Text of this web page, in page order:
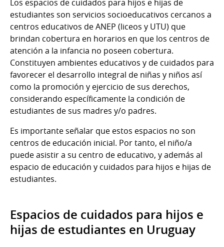
Los espacios de cuidados para hijos e hijas de
estudiantes son servicios socioeducativos cercanos a
centros educativos de ANEP (liceos y UTU) que
brindan cobertura en horarios en que los centros de
atención a la infancia no poseen cobertura.
Constituyen ambientes educativos y de cuidados para
favorecer el desarrollo integral de niñas y niños así
como la promoción y ejercicio de sus derechos,
considerando específicamente la condición de
estudiantes de sus madres y/o padres.
Es importante señalar que estos espacios no son
centros de educación inicial. Por tanto, el niño/a
puede asistir a su centro de educativo, y además al
espacio de educación y cuidados para hijos e hijas de
estudiantes.
Espacios de cuidados para hijos e
hijas de estudiantes en Uruguay